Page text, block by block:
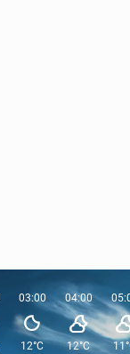
03:00
12°C
04:00
12°C